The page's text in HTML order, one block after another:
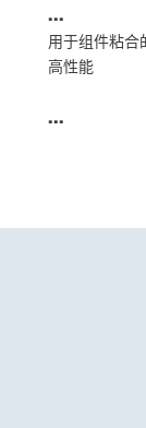
...
用于组件粘合
高性能
...